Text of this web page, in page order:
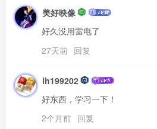
美好映像
好久没用雷电了
27天前 回复
lh199202
好东西，学习一下！
2个月前 回复